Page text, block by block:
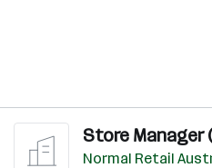
Store Manager
Normal Retail